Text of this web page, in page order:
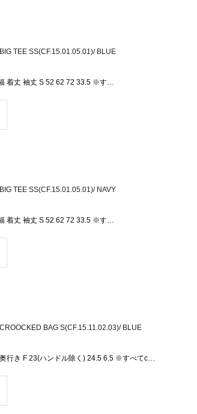
TEE SS(CF.15.01.05.01)/ BLUE
着丈 袖丈 S 52 62 72 33.5 ※す…
TEE SS(CF.15.01.05.01)/ NAVY
着丈 袖丈 S 52 62 72 33.5 ※す…
BAG S(CF.15.11.02.03)/ BLUE
行き F 23(ハンドル除く) 24.5 6.5 ※すべてc…